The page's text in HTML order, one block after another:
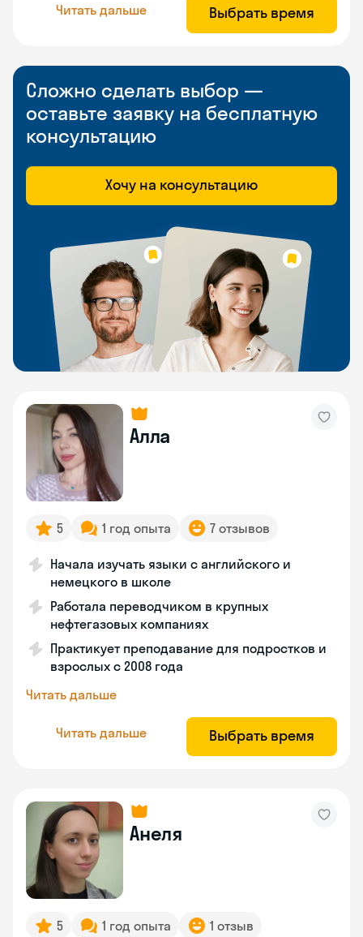
Читать дальше Выбрать время
Сложно сделать выбор —
оставьте заявку на бесплатную
консультацию
Хочу на консультацию
Алла
5 1 год опыта 7 отзывов
Начала изучать языки с английского и
немецкого в школе
Работала переводчиком в крупных
нефтегазовых компаниях
Практикует преподавание для подростков и
взрослых с 2008 года
Читать дальше
Читать дальше Выбрать время
Анеля
5 1 год опыта 1 отзыв